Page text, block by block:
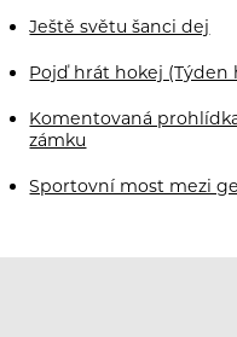
Ještě světu šanci dej
Pojď hrát hokej (Týden
Komentovaná
zámku
Sportovní most mezi